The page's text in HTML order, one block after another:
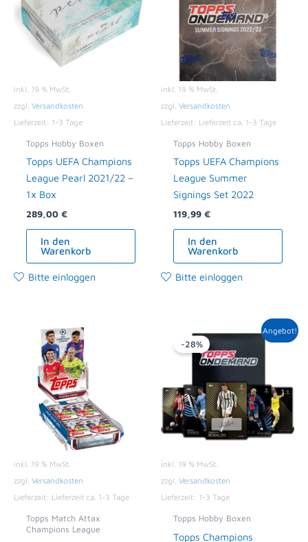
inkl. 19 % MwSt.
zzgl. Versandkosten
Lieferzeit: 1-3 Tage
Topps Hobby Boxen
Topps UEFA Champions
League Pearl 2021/22 –
1x Box
289,00 €
In den
Warenkorb
Bitte einloggen
inkl. 19 % MwSt.
zzgl. Versandkosten
Lieferzeit: Lieferzeit ca. 1-3 Tage
Topps Hobby Boxen
Topps UEFA Champions
League Summer
Signings Set 2022
119,99 €
In den
Warenkorb
Bitte einloggen
inkl. 19 % MwSt.
zzgl. Versandkosten
Lieferzeit: Lieferzeit ca. 1-3 Tage
Topps Match Attax
Champions League
Angebot!
-28%
inkl. 19 % MwSt.
zzgl. Versandkosten
Lieferzeit: 1-3 Tage
Topps Hobby Boxen
Topps Champions
Ursprünglicher
Preis
war:
179,95 €
Aktueller
Preis
129,99 €.